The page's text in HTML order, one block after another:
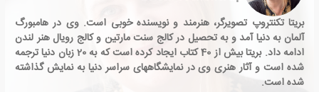
بریتا تکنتروپ تصویرگر، هنرمند و نویسنده خوبی است. وی در هامبورگ
آلمان به دنیا آمد و به تحصیل در کالج سنت مارتین و کالج رویال هنر لندن
ادامه داد. بریتا بیش از 40 کتاب ایجاد کرده است که به 20 زبان دنیا ترجمه
شده است و آثار هنری وی در نمایشگاههای سراسر دنیا به نمایش گذاشته
شده است.